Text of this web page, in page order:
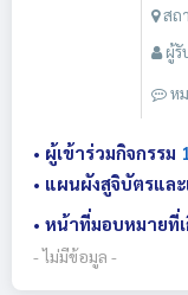
สถ
ผู้รั
ห
• ผู้เข้าร่วมกิจกรรม
• แผนผังสูจิบัตรและ
• หน้าที่มอบหมายที่
- ไม่มีข้อมูล -